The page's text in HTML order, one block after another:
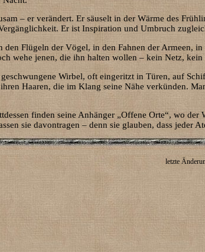
– er verändert. Er säuselt in der Wärme des
Er ist Inspiration und Umbruch
Flügeln der Vögel, in den Fahnen der Armeen,
wehe jenen, die ihn halten wollen – kein Netz,
Wirbel, oft eingeritzt in Türen, auf
Haaren, die im Klang seine Nähe verkünden.
finden seine Anhänger „Offene Orte“, wo
sie davontragen – denn sie glauben, dass jeder
letzte